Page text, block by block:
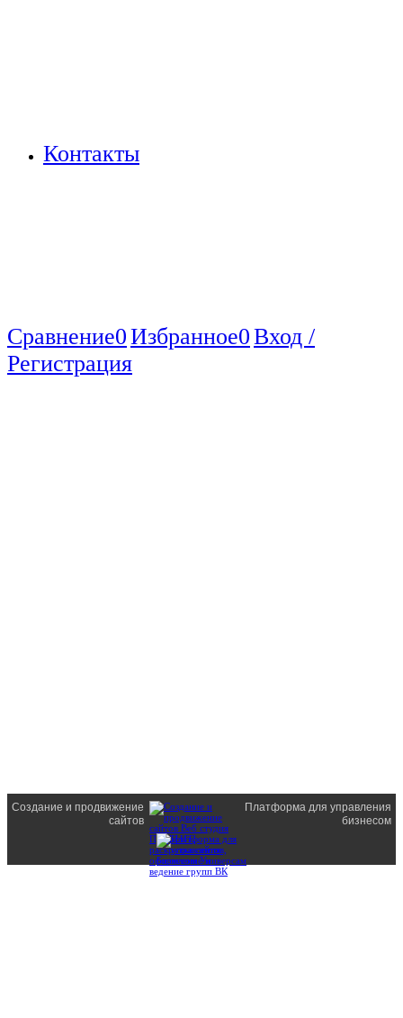
Контакты
Сравнение0Избранное0Вход /
Регистрация
Создание и продвижение
сайтов
Платформа для управления
бизнесом